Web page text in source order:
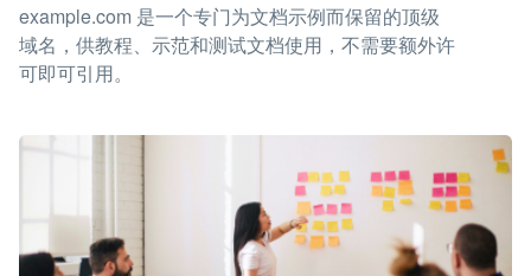
example.com 是一个专门为文档示例而保留的顶级
域名，供教程、示范和测试文档使用，不需要额外许
可即可引用。